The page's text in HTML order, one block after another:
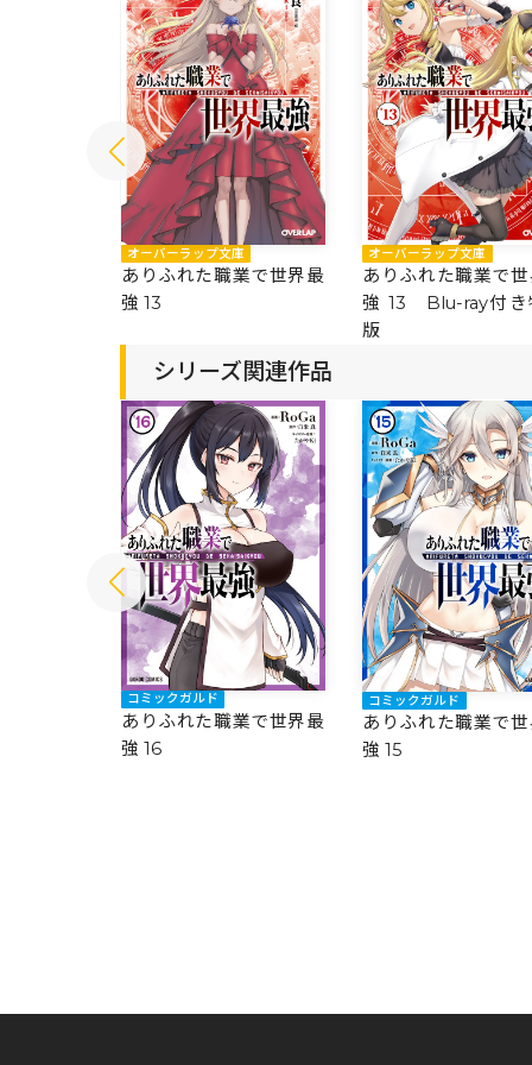
オーバーラップ文庫
ありふれた職業で世界最
強 13
オーバーラップ文庫
ありふれた職業で
強 13 Blu-ray付き
版
シリーズ関連作品
コミックガルド
ありふれた職業で世界最
強 16
コミックガルド
ありふれた職業で
強 15